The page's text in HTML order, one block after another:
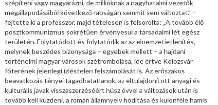
szépíteni vagy magyarázni, de millióknak a nagyhatalmi vezetők
megállapodásából következő rabságán semmit sem változtat.” –
fejtette ki a professzor, majd tételesen is felsorolta: „A tovább élő
posztkommunizmus sokrétűen érvényesül a társadalmi lét egész
területén. Folytatódott és folytatódik az az elnemzetietlenítés,
melynek beszédes bizonysága – egyebek mellett – a hajdani
történelmi magyar városok szétrombolása, ide értve Kolozsvár
főterének jelenlegi ízléstelen felszámolását is. Az erőszakos
beavatkozás tényei tagadhatatlanok, az eltulajdonított anyagi és
kulturális javak visszaszerzéséért húsz évvel a változások után is
tovább kell küzdeni, a román államnyelv hódítása és különféle hamis